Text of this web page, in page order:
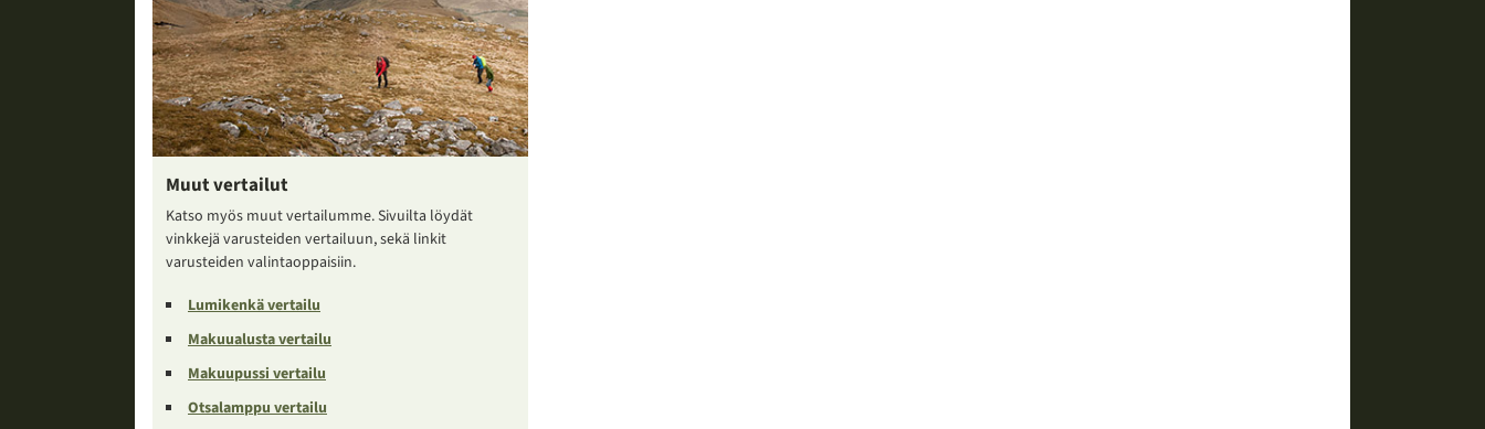
Muut vertailut
Katso myös muut vertailumme. Sivuilta löydät
vinkkejä varusteiden vertailuun, sekä linkit
varusteiden valintaoppaisiin.
Lumikenkä vertailu
Makuualusta vertailu
Makuupussi vertailu
Otsalamppu vertailu